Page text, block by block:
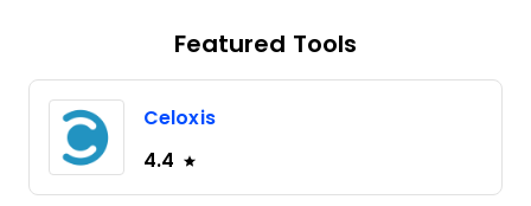
Featured Tools
Celoxis
4.4